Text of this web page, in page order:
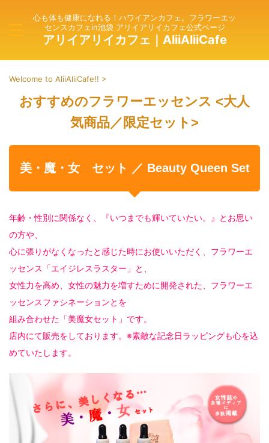
心も体も健康になれる！ハワイアンカフェ。フラワーエッ
センスカフェin池袋 アリイアリイカフェ公式ページ
アリイアリイカフェ｜AliiAliiCafe
Welcome to AliiAliiCafe!! >
おすすめのフラワーエッセンス <大人
気商品／限定セット>
美・魔・女 セット ／ Beauty Queen Set
年齢・性別に関係なく、『いつまでも輝いていたい。』とお思い
の方や、
心に張りがなくなったと感じた時にお使いいただく、フラワーエ
ッセンス「エイジレスラスター」と、
女性力を高め、女性の魅力を増すために開発された、フラワーエ
ッセンスファシネーションとを
組み合わせた「美魔女セット」です。
店内にて販売をしております。※素敵な記念日ラッピングも心を込
めていたします。